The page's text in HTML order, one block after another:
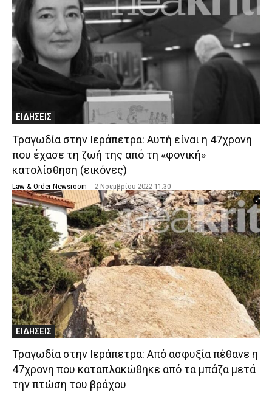
ΕΙΔΗΣΕΙΣ
Τραγωδία στην Ιεράπετρα: Αυτή είναι η 47χρονη
που έχασε τη ζωή της από τη «φονική»
κατολίσθηση (εικόνες)
Law & Order Newsroom - 2 Νοεμβρίου 2022 11:30
ΕΙΔΗΣΕΙΣ
Τραγωδία στην Ιεράπετρα: Από ασφυξία πέθανε η
47χρονη που καταπλακώθηκε από τα μπάζα μετά
την πτώση του βράχου